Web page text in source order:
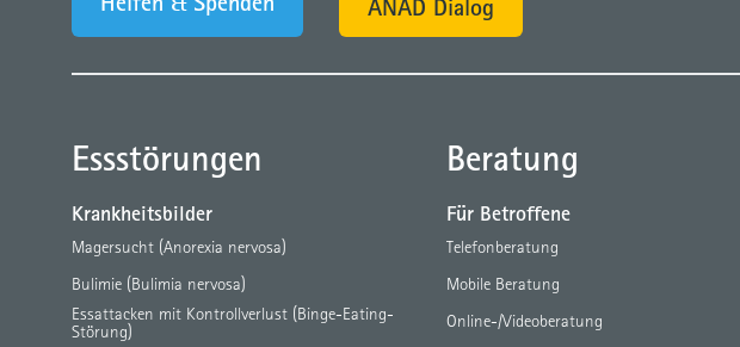
ANAD Dialog
Essstörungen
Krankheitsbilder
Magersucht (Anorexia nervosa)
Bulimie (Bulimia nervosa)
Essattacken mit Kontrollverlust (Binge-Eating-
Störung)
Beratung
Für Betroffene
Telefonberatung
Mobile Beratung
Online-/Videoberatung